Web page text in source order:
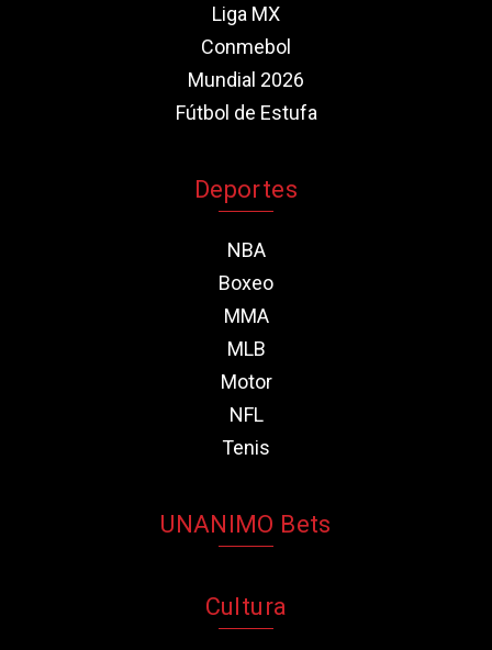
Liga MX
Conmebol
Mundial 2026
Fútbol de Estufa
Deportes
NBA
Boxeo
MMA
MLB
Motor
NFL
Tenis
UNANIMO Bets
Cultura